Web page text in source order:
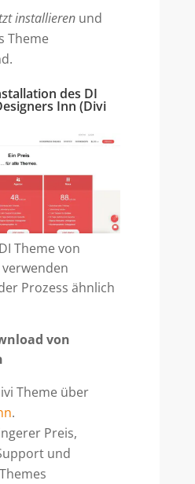
installierenund
Theme
des DI
Inn (Divi
Theme von
Prozess ähnlich
von
Theme über
.
Preis,
und